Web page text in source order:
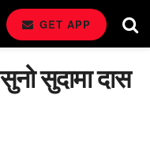
GET APP
सुदामा दास